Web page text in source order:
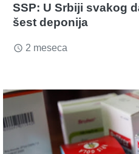
SSP: U Srbiji svakog
šest deponija
access_time 2 meseca